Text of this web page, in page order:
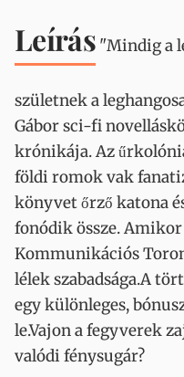
Leírás "Mindig a
születnek a
Gábor sci-fi
krónikája. Az
földi romok vak
könyvet őrző katona
fonódik össze.
Kommunikációs
lélek szabadsága.A
egy különleges,
le.Vajon a fegyverek
valódi fénysugár?